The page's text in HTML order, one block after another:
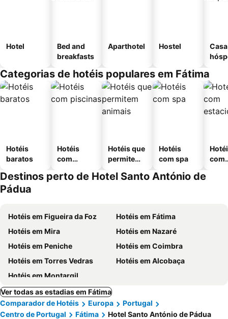
Hotel
Bed and
breakfasts
Aparthotel Hostel
Categorias de hotéis populares em Fátima
Hotéis
baratos
Hotéis
com
Hotéis que
permitem
Hotéis
com spa
com
Destinos perto de Hotel Santo António de
Pádua
Hotéis em Figueira da Foz
Hotéis em Fátima
Hotéis em Mira
Hotéis em Nazaré
Hotéis em Peniche
Hotéis em Coimbra
Hotéis em Torres Vedras
Hotéis em Alcobaça
Hotéis em Montargil
Ver todas as estadias em Fátima
Comparador de Hotéis
Europa
Portugal
Centro de Portugal
Fátima Hotel Santo António de Pádua